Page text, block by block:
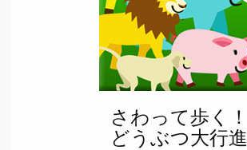
さわって歩く！
どうぶつ大行進